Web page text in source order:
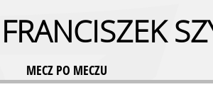
FRANCISZEK
MECZ PO MECZU